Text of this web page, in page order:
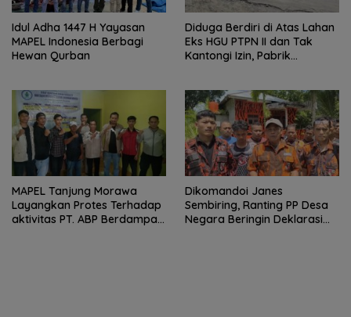
Idul Adha 1447 H Yayasan
MAPEL Indonesia Berbagi
Hewan Qurban
Diduga Berdiri di Atas Lahan
Eks HGU PTPN II dan Tak
Kantongi Izin, Pabrik
MAPEL Tanjung Morawa
Layangkan Protes Terhadap
aktivitas PT. ABP Berdampak
Dikomandoi Janes
Sembiring, Ranting PP Desa
Negara Beringin Deklarasi